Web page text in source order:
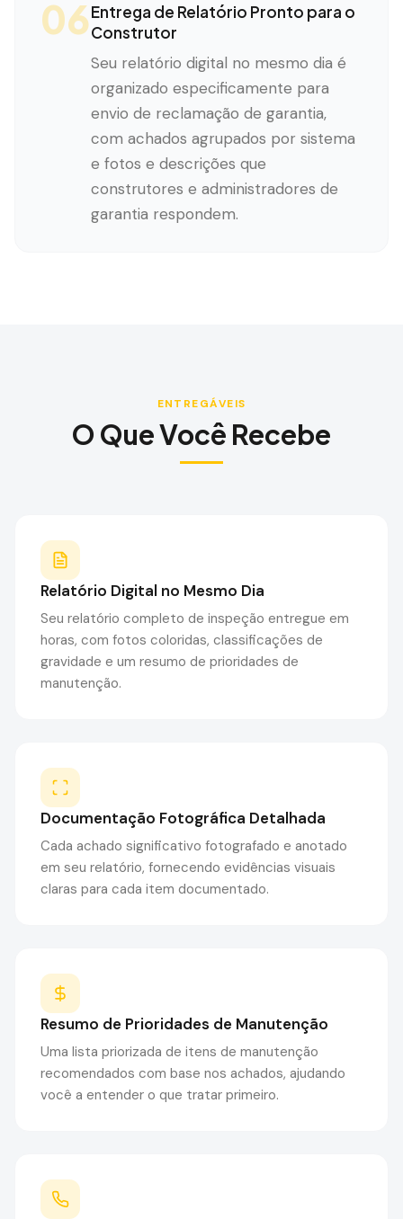
06Entrega de Relatório Pronto para o
Construtor
Seu relatório digital no mesmo dia é
organizado especificamente para
envio de reclamação de garantia,
com achados agrupados por sistema
e fotos e descrições que
construtores e administradores de
garantia respondem.
ENTREGÁVEIS
O Que Você Recebe
Relatório Digital no Mesmo Dia
Seu relatório completo de inspeção entregue em
horas, com fotos coloridas, classificações de
gravidade e um resumo de prioridades de
manutenção.
Documentação Fotográfica Detalhada
Cada achado significativo fotografado e anotado
em seu relatório, fornecendo evidências visuais
claras para cada item documentado.
Resumo de Prioridades de Manutenção
Uma lista priorizada de itens de manutenção
recomendados com base nos achados, ajudando
você a entender o que tratar primeiro.